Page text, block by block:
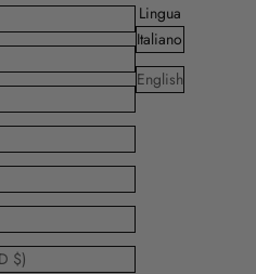
Isole Turks e Caicos (USD $)
Lingua
Italiano
English